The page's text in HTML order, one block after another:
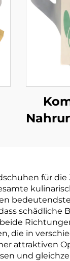
für
die in
attraktiven
und